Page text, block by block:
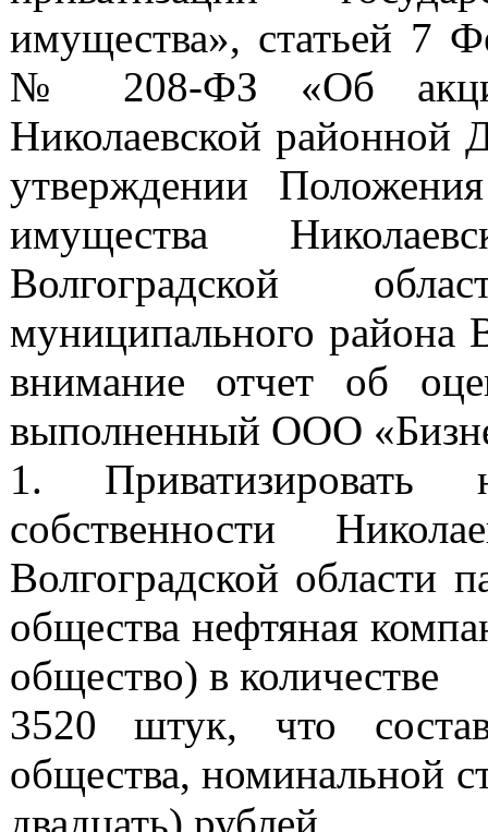
имущества», статьей 7
№ 208-ФЗ «Об
Николаевской
утверждении
имущества
Волгоградской
муниципального района
внимание отчет об
выполненный ООО
1. Приватизировать
собственности
Волгоградской области
общества нефтяная
общество) в количестве
3520 штук, что
общества, номинальной
двадцать) рублей.